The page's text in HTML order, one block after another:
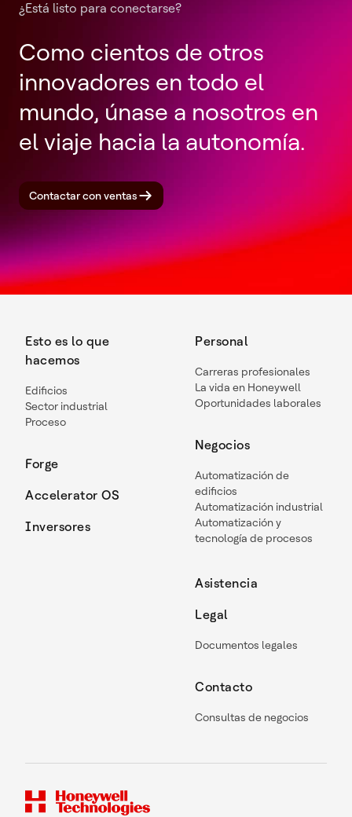
¿Está listo para conectarse?
Como cientos de otros
innovadores en todo el
mundo, únase a nosotros en
el viaje hacia la autonomía.
Contactar con ventas
Esto es lo que
hacemos
Edificios
Sector industrial
Proceso
Forge
Accelerator OS
Inversores
Personal
Carreras profesionales
La vida en Honeywell
Oportunidades laborales
Negocios
Automatización de
edificios
Automatización industrial
Automatización y
tecnología de procesos
Asistencia
Legal
Documentos legales
Contacto
Consultas de negocios